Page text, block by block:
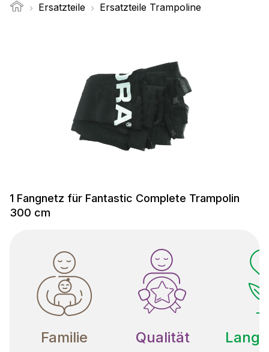
Ersatzteile Ersatzteile Trampoline
1 Fangnetz für Fantastic Complete Trampolin
300 cm
Familie Qualität